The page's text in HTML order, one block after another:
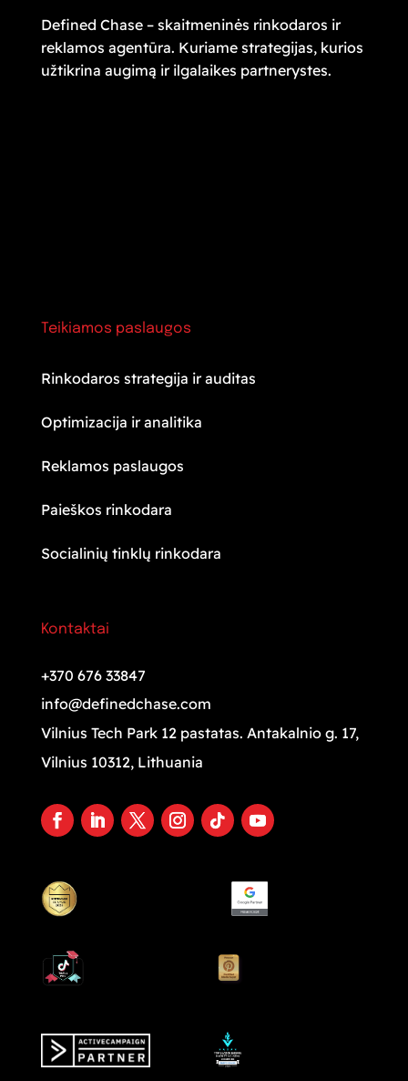
Defined Chase – skaitmeninės rinkodaros ir
reklamos agentūra. Kuriame strategijas, kurios
užtikrina augimą ir ilgalaikes partnerystes.
Teikiamos paslaugos
Rinkodaros strategija ir auditas
Optimizacija ir analitika
Reklamos paslaugos
Paieškos rinkodara
Socialinių tinklų rinkodara
Kontaktai
+370 676 33847
info@definedchase.com
Vilnius Tech Park 12 pastatas. Antakalnio g. 17,
Vilnius 10312, Lithuania